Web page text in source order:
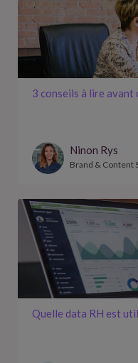
3 conseils à lire avant
Ninon Rys
Brand & Content
Quelle data RH est